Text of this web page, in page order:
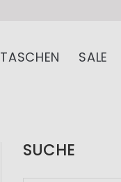
TASCHEN SALE
SUCHE